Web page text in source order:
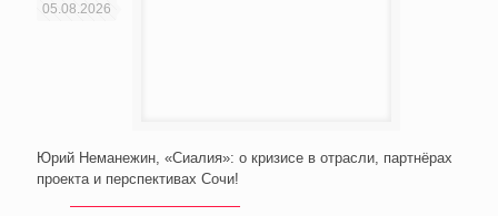
05.08.2026
Юрий Неманежин, «Сиалия»: о кризисе в отрасли, партнёрах
проекта и перспективах Сочи!